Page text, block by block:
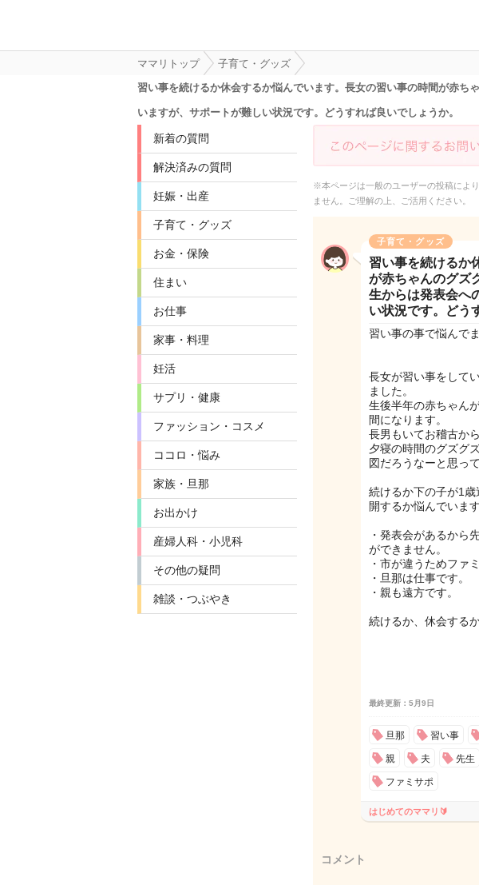
ママリトップ
子育て・グッズ
習い事を続けるか休会するか悩んでいます。長女の習い事の時間が赤ち
いますが、サポートが難しい状況です。どうすれば良いでしょうか。
新着の質問
解決済みの質問
妊娠・出産
子育て・グッズ
お金・保険
住まい
お仕事
家事・料理
妊活
サプリ・健康
ファッション・コスメ
ココロ・悩み
家族・旦那
お出かけ
産婦人科・小児科
その他の疑問
雑談・つぶやき
※本ページは一般のユーザーの投稿によ
ません。ご理解の上、ご活用ください。
子育て・グッズ
習い事を続けるか
が赤ちゃんのグズ
生からは発表会へ
い状況です。どう
習い事の事で悩んでま
長女が習い事をして
ました。
生後半年の赤ちゃん
間になります。
長男もいてお稽古か
夕寝の時間のグズグ
図だろうなーと思っ
続けるか下の子が1
開するか悩んでいます
・発表会があるから
ができません。
・市が違うためファ
・旦那は仕事です。
・親も遠方です。
続けるか、休会する
最終更新：5月9日
旦那 習い事
親 夫 先生
ファミサポ
はじめてのママリ🔰
コメント